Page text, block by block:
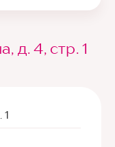
д. 4, стр. 1